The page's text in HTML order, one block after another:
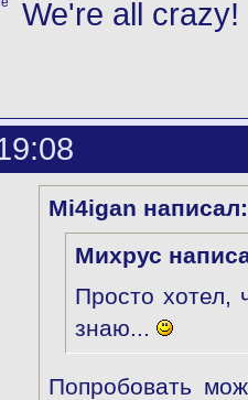
We're all
Mi4igan написал:
Михрус
Просто хотел,
знаю...
Попробовать